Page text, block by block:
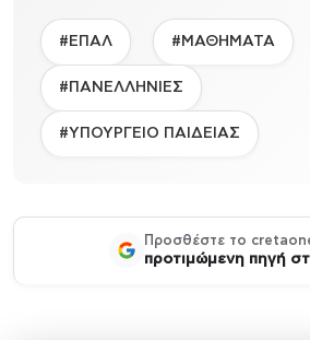
#ΕΠΑΛ #ΜΑΘΗΜΑΤΑ
#ΠΑΝΕΛΛΗΝΙΕΣ
#ΥΠΟΥΡΓΕΙΟ ΠΑΙΔΕΙΑΣ
Προσθέστε το
προτιμώμενη πηγή